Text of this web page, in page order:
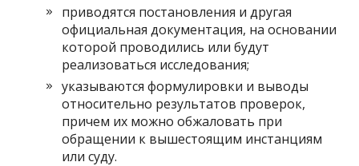
приводятся постановления и другая
официальная документация, на основании
которой проводились или будут
реализоваться исследования;
указываются формулировки и выводы
относительно результатов проверок,
причем их можно обжаловать при
обращении к вышестоящим инстанциям
или суду.